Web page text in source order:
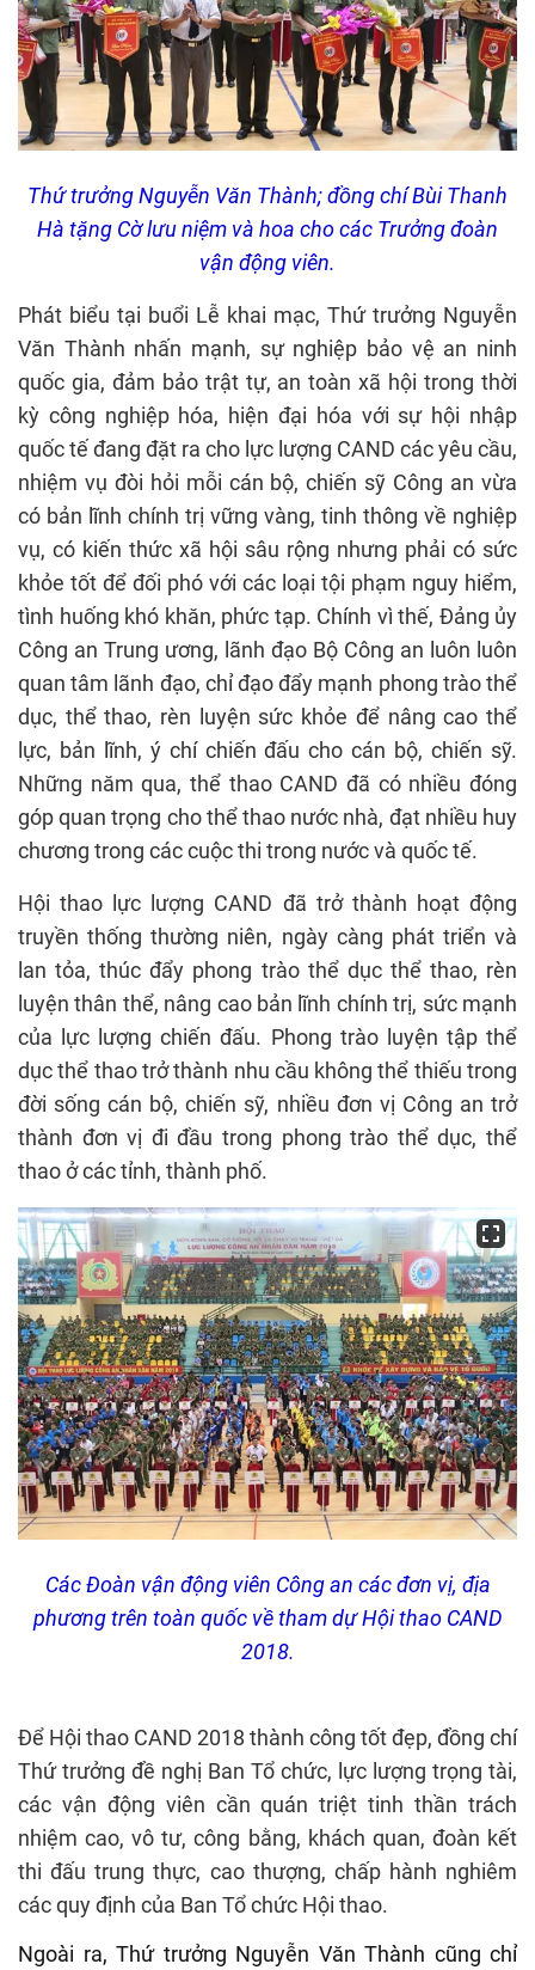
Thứ trưởng Nguyễn Văn Thành; đồng chí Bùi Thanh
Hà tặng Cờ lưu niệm và hoa cho các Trưởng đoàn
vận động viên.
Phát biểu tại buổi Lễ khai mạc, Thứ trưởng Nguyễn
Văn Thành nhấn mạnh, sự nghiệp bảo vệ an ninh
quốc gia, đảm bảo trật tự, an toàn xã hội trong thời
kỳ công nghiệp hóa, hiện đại hóa với sự hội nhập
quốc tế đang đặt ra cho lực lượng CAND các yêu cầu,
nhiệm vụ đòi hỏi mỗi cán bộ, chiến sỹ Công an vừa
có bản lĩnh chính trị vững vàng, tinh thông về nghiệp
vụ, có kiến thức xã hội sâu rộng nhưng phải có sức
khỏe tốt để đối phó với các loại tội phạm nguy hiểm,
tình huống khó khăn, phức tạp. Chính vì thế, Đảng ủy
Công an Trung ương, lãnh đạo Bộ Công an luôn luôn
quan tâm lãnh đạo, chỉ đạo đẩy mạnh phong trào thể
dục, thể thao, rèn luyện sức khỏe để nâng cao thể
lực, bản lĩnh, ý chí chiến đấu cho cán bộ, chiến sỹ.
Những năm qua, thể thao CAND đã có nhiều đóng
góp quan trọng cho thể thao nước nhà, đạt nhiều huy
chương trong các cuộc thi trong nước và quốc tế.
Hội thao lực lượng CAND đã trở thành hoạt động
truyền thống thường niên, ngày càng phát triển và
lan tỏa, thúc đẩy phong trào thể dục thể thao, rèn
luyện thân thể, nâng cao bản lĩnh chính trị, sức mạnh
của lực lượng chiến đấu. Phong trào luyện tập thể
dục thể thao trở thành nhu cầu không thể thiếu trong
đời sống cán bộ, chiến sỹ, nhiều đơn vị Công an trở
thành đơn vị đi đầu trong phong trào thể dục, thể
thao ở các tỉnh, thành phố.
Các Đoàn vận động viên Công an các đơn vị, địa
phương trên toàn quốc về tham dự Hội thao CAND
2018.
Để Hội thao CAND 2018 thành công tốt đẹp, đồng chí
Thứ trưởng đề nghị Ban Tổ chức, lực lượng trọng tài,
các vận động viên cần quán triệt tinh thần trách
nhiệm cao, vô tư, công bằng, khách quan, đoàn kết
thi đấu trung thực, cao thượng, chấp hành nghiêm
các quy định của Ban Tổ chức Hội thao.
Ngoài ra, Thứ trưởng Nguyễn Văn Thành cũng chỉ